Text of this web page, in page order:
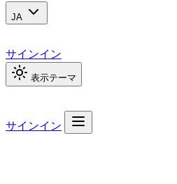
JA
サインイン
表示テーマ
サインイン